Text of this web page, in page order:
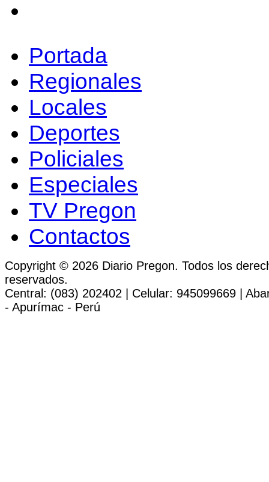
Portada
Regionales
Locales
Deportes
Policiales
Especiales
TV Pregon
Contactos
Copyright © 2026 Diario Pregon. Todos los
reservados.
Central: (083) 202402 | Celular: 945099669 |
- Apurímac - Perú